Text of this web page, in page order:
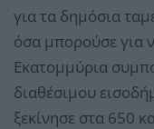
για τα δημόσια
όσα μπορούσε για
Εκατομμύρια
διαθέσιμου
ξεκίνησε στα 650